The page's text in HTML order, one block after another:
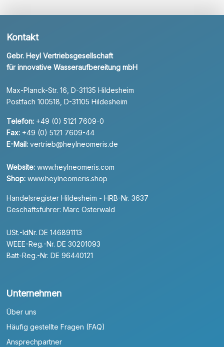
Kontakt
Gebr. Heyl Vertriebsgesellschaft
für innovative Wasseraufbereitung mbH
Max-Planck-Str. 16, D-31135 Hildesheim
Postfach 100518, D-31105 Hildesheim
Telefon: +49 (0) 5121 7609-0
Fax: +49 (0) 5121 7609-44
E-Mail: vertrieb@heylneomeris.de
Website: www.heylneomeris.com
Shop: www.heylneomeris.shop
Handelsregister Hildesheim - HRB-Nr. 3637
Geschäftsführer: Marc Osterwald
USt.-IdNr. DE 146891113
WEEE-Reg.-Nr. DE 30201093
Batt-Reg.-Nr. DE 96440121
Unternehmen
Über uns
Häufig gestellte Fragen (FAQ)
Ansprechpartner